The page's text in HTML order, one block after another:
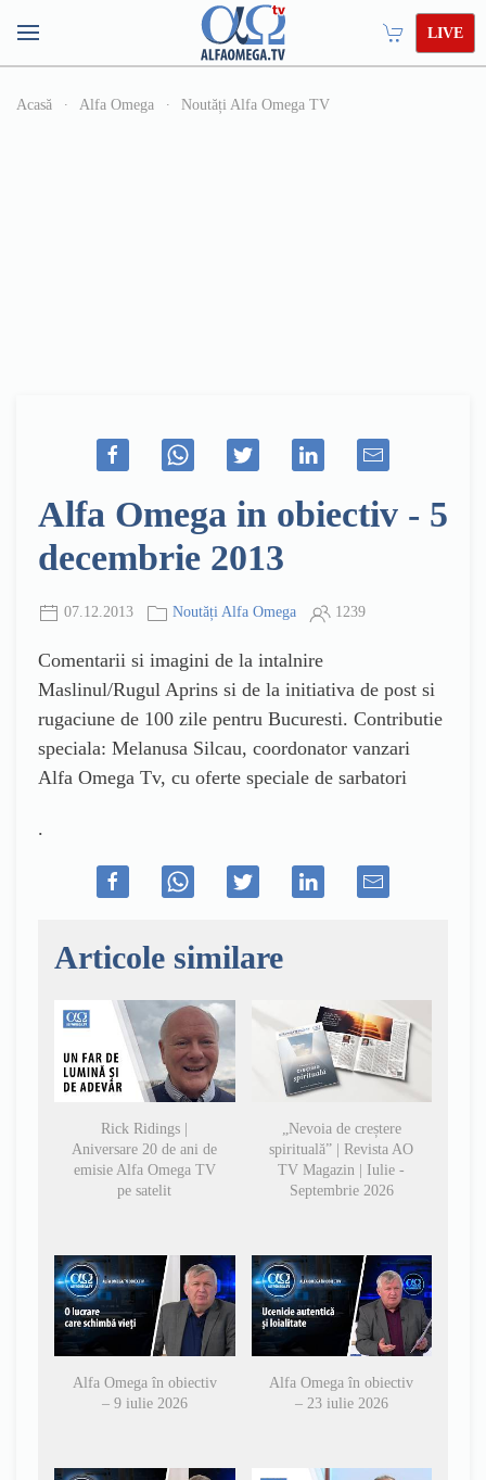
LIVE
Acasă Alfa Omega Noutăți Alfa Omega TV
Alfa Omega in obiectiv - 5
decembrie 2013
07.12.2013 Noutăți Alfa Omega 1239
Comentarii si imagini de la intalnire
Maslinul/Rugul Aprins si de la initiativa de post si
rugaciune de 100 zile pentru Bucuresti. Contributie
speciala: Melanusa Silcau, coordonator vanzari
Alfa Omega Tv, cu oferte speciale de sarbatori
.
Articole similare
Rick Ridings |
Aniversare 20 de ani de
emisie Alfa Omega TV
pe satelit
„Nevoia de creștere
spirituală” | Revista AO
TV Magazin | Iulie -
Septembrie 2026
Alfa Omega în obiectiv
– 9 iulie 2026
Alfa Omega în obiectiv
– 23 iulie 2026